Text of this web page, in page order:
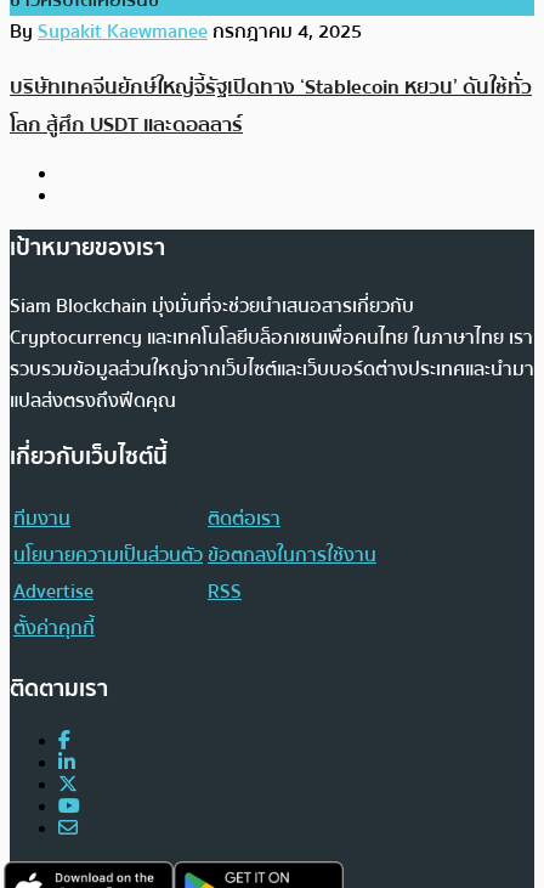
BySupakit Kaewmaneeกรกฎาคม 4, 2025
บริษัทเทคจีนยักษ์ใหญ่จี้รัฐเปิดทาง ‘Stablecoin หยวน’ ดันใช้ทั่ว
โลก สู้ศึก USDT และดอลลาร์
เป้าหมายของเรา
Siam Blockchain มุ่งมั่นที่จะช่วยนำเสนอสารเกี่ยวกับ
Cryptocurrency และเทคโนโลยีบล็อกเชนเพื่อคนไทย ในภาษาไทย เรา
รวบรวมข้อมูลส่วนใหญ่จากเว็บไซต์และเว็บบอร์ดต่างประเทศและนำมา
แปลส่งตรงถึงฟีดคุณ
เกี่ยวกับเว็บไซต์นี้
ทีมงาน
ติดต่อเรา
นโยบายความเป็นส่วนตัวข้อตกลงในการใช้งาน
Advertise
RSS
ตั้งค่าคุกกี้
ติดตามเรา